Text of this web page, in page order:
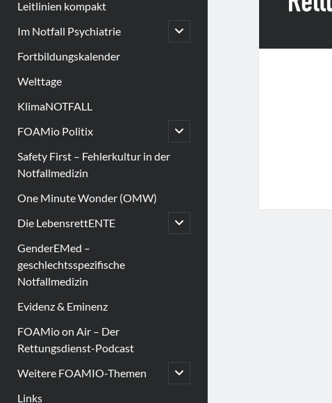
Leitlinien kompakt
Im Notfall Psychiatrie
open
child
Fortbildungskalender
Welttage
KlimaNOTFALL
FOAMio Politix
open
child
Safety First – Fehlerkultur in der
Notfallmedizin
One Minute Wonder (OMW)
Die LebensrettENTE
open
child
GenderEMed –
geschlechtsspezifische
Notfallmedizin
Evidenz & Eminenz
FOAMio on Air – Der
Rettungsdienst-Podcast
Weitere FOAMIO-Themen
open
child
Links